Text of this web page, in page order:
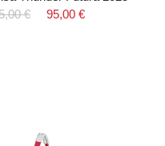
€
95,00 €